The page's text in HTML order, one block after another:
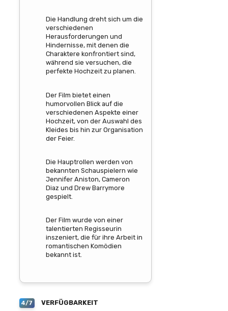
Die Handlung dreht sich um die
verschiedenen
Herausforderungen und
Hindernisse, mit denen die
Charaktere konfrontiert sind,
während sie versuchen, die
perfekte Hochzeit zu planen.
Der Film bietet einen
humorvollen Blick auf die
verschiedenen Aspekte einer
Hochzeit, von der Auswahl des
Kleides bis hin zur Organisation
der Feier.
Die Hauptrollen werden von
bekannten Schauspielern wie
Jennifer Aniston, Cameron
Diaz und Drew Barrymore
gespielt.
Der Film wurde von einer
talentierten Regisseurin
inszeniert, die für ihre Arbeit in
romantischen Komödien
bekannt ist.
4/7 VERFÜGBARKEIT